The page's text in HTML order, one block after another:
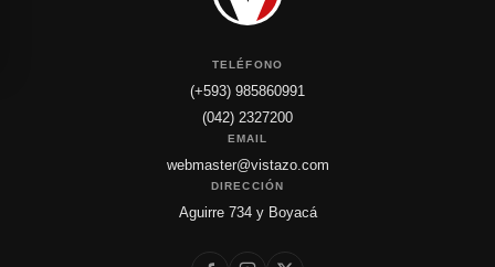
TELÉFONO
(+593) 985860991
(042) 2327200
EMAIL
webmaster@vistazo.com
DIRECCIÓN
Aguirre 734 y Boyacá